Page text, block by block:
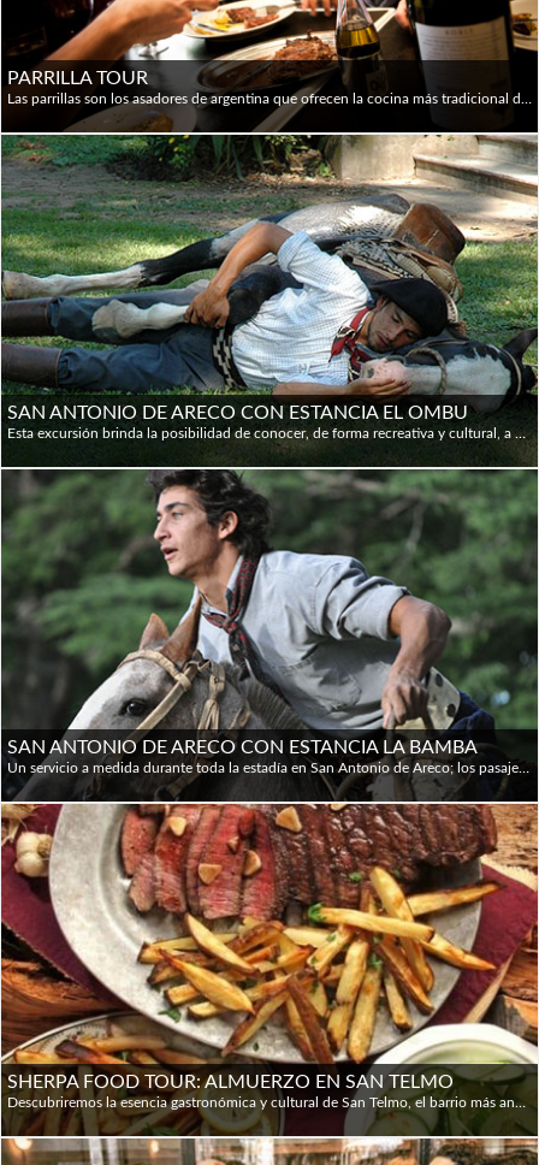
Población: 46 millones de habitantes (CENSO 2022)
Capital: Buenos Aires
Etnias: 85% blancos, 15% mestizos, indígenas y otras
minorías
Idioma: español, y 17 lenguas indígenas
Religión: 93% católicos romanos; 2,5% protestantes; 2%
judíos; 1,5% católicos ucranianos; 1% ortodoxos armenios
PARRILLA TOUR
Las parrillas son los asadores de argentina que ofrecen la cocina más tradicional de Buenos Aires, pero la mayoría de los visitantes solo experimentan los más "turísticos" y lamentablemente se pierden algunos de los secretos más deliciosos de la ciudad. Para degustar los auténticos sabores de “porteños” (porteño se le dice al nacido en Buenos Aires), participe de esta caminata culinaria -acompañado de un guía privado- para descubrir locales al paso y aprender sobre la cultura y la cocina de Argentina. Puede elegir que el tour comience en los barrios de San Telmo o Palermo, con un traslado privado desde el hotel. El tour desde San Telmo es para quienes aman la arquitectura histórica y desean mezclarlo con una pequeña aventura. Comenzamos cerca del Mercado de San Telmo para una empanada casera en una institución familiar de vecindario. Después de explorar el mercado y ver a los carniceros argentinos en acción, se puede degustar la clásica comida callejera de Argentina: el “choripán”. El choripán argentino consiste en una salchicha hecha de carne de res y cerdo, caliente a la parrilla, dividida en el medio y servida en un rollo. Los taxistas hacen cola para ello todos los días. La parada principal del paseo es en una de las mejores y más antiguas parrillas de Buenos Aires donde se probará la “provoleta”, 2 cortes de carne, ensalada y Malbec. Terminamos en una pequeña heladería conocida por su selección de sabores de helados caseros. El tour de Palermo se centra en la zona alrededor de Las Cañitas, un barrio elegante conocido por sus hermosas avenidas arboladas, sus históricos campos de polo y su floreciente vida nocturna y gastronómica. Se comienza en una parrilla clásica, generalmente frecuentada por fanáticos del fútbol y conocida por su “choripán”. A continuación se visita una casa de empanadas al estilo del Norte argentino para probar las empanadas caseras que son las favoritas de la ciudad junto con una copa de vino Torrontés; luego disfrutamos de la mejor carne y el mejor servicio de la ciudad en una histórica y oculta parrilla, famosa entre los lugareños. Para completar una tarde placentera y deliciosa, visitamos una increíble "heladería" artesanal.
SAN ANTONIO DE ARECO CON ESTANCIA EL OMBU
Esta excursión brinda la posibilidad de conocer, de forma recreativa y cultural, a uno de los últimos pueblos en la Argentina que guardan celosamente sus costumbres y mantienen vivas sus tradiciones, conservando la figura del gaucho como emblema de su identidad. Al medio día, llegan a la Estancia donde se puede apreciar la belleza y simplicidad de la naturaleza pampeana, y aprender sobre la vida rural. Acompañado por los gauchos, van a disfrutar de las diversas actividades que se ofrecen, como montar a caballo o hacer un paseo en sulky, además de presenciar destrezas gauchas y música folclórica. Itinerario: 08.30 hs: Pick up a su hotel en Buenos Aires. 10.00 hs: Recepción en San Antonio de Areco por nuestro guía local, quien los llevará a recorrer las hermosas calles del casco histórico, antiguas pulperías de gauchos, el renombrado Museo gauchesco Ricardo Guiraldes y los tradicionales talleres de artesanos. 12.00 hs: Partiremos rumbo a una exclusiva y genuina Estancia, donde se nos brindará una bienvenida con empanadas criollas y un delicioso asado. Visita de la Estancia acompañados por el guía. Actividades: cabalgatas, paseos en carruaje, música folclórica, y destrezas gauchas. En verano, la Estancia cuenta con una piscina. 16.30 hs: Partida a Buenos Aires.
SAN ANTONIO DE ARECO CON ESTANCIA LA BAMBA
Un servicio a medida durante toda la estadía en San Antonio de Areco; los pasajeros son recibidos por guías locales que muestran los lugares destacados de la ciudad. Luego se visita una de las estancias más antiguas de la Argentina que combina el lujoso confort con la elegancia colonial: La Bamba de Areco. Este es un lugar lleno de historia y tradiciones e ideal para relajarse; se podrá degustar una exquisita comida tradicional y disfrutar las tradiciones gauchas y los deportes ecuestres, entre ellos el Polo. Itinerario: 08.30 hs: Pick-up por el hotel en Buenos Aires. 10.00 hs: Recepción en San Antonio de Areco por un guía local, para recorrer las hermosas calles del casco histórico, antiguas pulperías de gauchos y el renombrado Museo Draghi. Tour de compras (opcional) por los tradicionales talleres de artesanos. 12.00 hs: Partida a la Estancia La Bamba. Almuerzo en la estancia: asado típico. Actividades: cabalgatas, paseos en bicicletas o en sulky, pileta y caminatas al río. 16.30 hs: Partida a Buenos Aires.
SHERPA FOOD TOUR: ALMUERZO EN SAN TELMO
Descubriremos la esencia gastronómica y cultural de San Telmo, el barrio más antiguo de la ciudad. Degustaremos más de 10 platos y bebidas en 3 restaurantes seleccionados + el Mercado, caminando por sus calles empedradas mientras conocemos su historia. Los guías apasionados por la gastronomía, enriquecerán la experiencia compartiendo relatos sobre la comida, la cultura y las costumbres porteñas. La disponibilidad es de martes a sábados, en idiomas inglés y español; la duración total es de 3h 30' en las que se camina no más de 40'; el punto de Inicio es el bar El Federal (Carlos Calvo 599) y finaliza en Iceland (Defensa 1105)